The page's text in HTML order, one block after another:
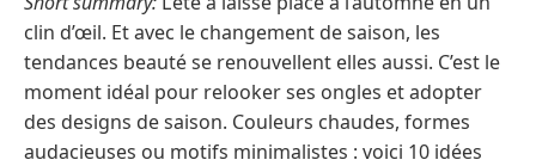
clin d’œil. Et avec le changement de saison, les
tendances beauté se renouvellent elles aussi. C’est le
moment idéal pour relooker ses ongles et adopter
des designs de saison. Couleurs chaudes, formes
audacieuses ou motifs minimalistes : voici 10 idées